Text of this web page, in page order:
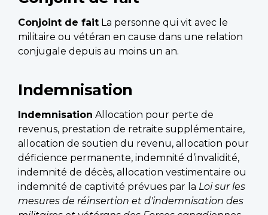
Conjoint de fait La personne qui vit avec le
militaire ou vétéran en cause dans une relation
conjugale depuis au moins un an.
Indemnisation
Indemnisation Allocation pour perte de
revenus, prestation de retraite supplémentaire,
allocation de soutien du revenu, allocation pour
déficience permanente, indemnité d’invalidité,
indemnité de décès, allocation vestimentaire ou
indemnité de captivité prévues par la Loi sur les
mesures de réinsertion et d'indemnisation des